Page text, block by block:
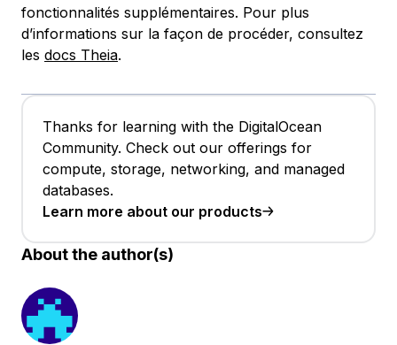
fonctionnalités supplémentaires. Pour plus
d’informations sur la façon de procéder, consultez
les docs Theia.
Thanks for learning with the DigitalOcean
Community. Check out our offerings for
compute, storage, networking, and managed
databases.
Learn more about our products
About the author(s)